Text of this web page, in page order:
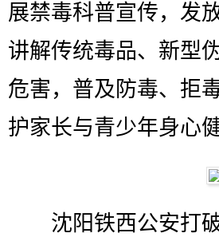
展禁毒科普宣传，发
讲解传统毒品、新型
危害，普及防毒、拒
护家长与青少年身心健
沈阳铁西公安打破